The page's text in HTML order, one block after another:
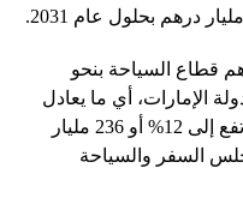
يساهم قطاع السياحة بنحو
الإمارات، أي ما يعادل
220 مليار درهم، ومن المتوقع أن يرتفع إلى 12% أو 236 مليار
لأرقام مجلس السفر والسياحة